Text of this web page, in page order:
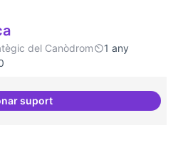
del Canòdrom
1 any
suport
Memòria HIstòrica